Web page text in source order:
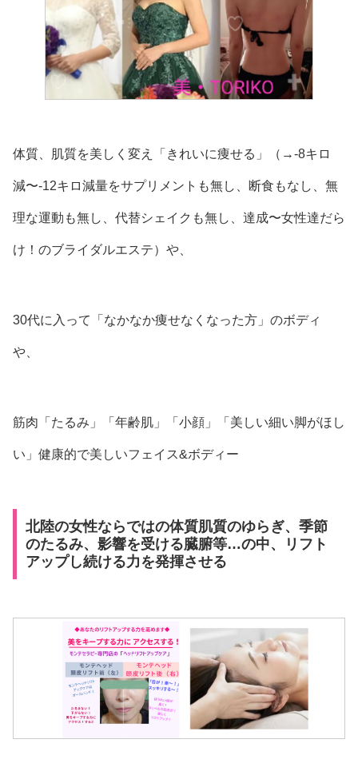
体質、肌質を美しく変え「きれいに痩せる」（→-8キロ
減〜-12キロ減量をサプリメントも無し、断食もなし、無
理な運動も無し、代替シェイクも無し、達成〜女性達だら
け！のブライダルエステ）や、
30代に入って「なかなか痩せなくなった方」のボディ
や、
筋肉「たるみ」「年齢肌」「小顔」「美しい細い脚がほし
い」健康的で美しいフェイス&ボディー
北陸の女性ならではの体質肌質のゆらぎ、季節
のたるみ、影響を受ける臓腑等…の中、リフト
アップし続ける力を発揮させる